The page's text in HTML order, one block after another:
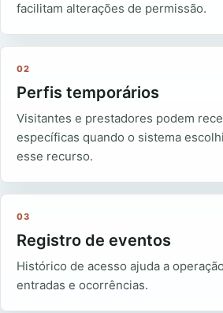
facilitam alterações de permissão.
02
Perfis temporários
Visitantes e prestadores podem
específicas quando o sistema
esse recurso.
03
Registro de eventos
Histórico de acesso ajuda a
entradas e ocorrências.